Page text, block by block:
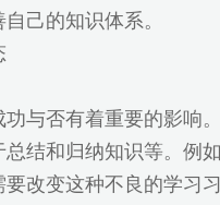
己的知识体系。
与否有着重要的影响
结和归纳知识等。例
改变这种不良的学习